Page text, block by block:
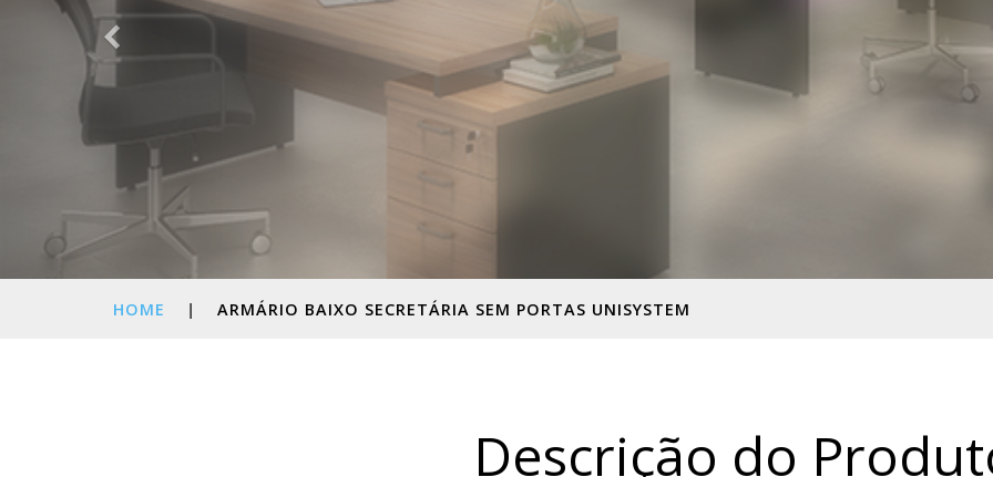
HOME | ARMÁRIO BAIXO SECRETÁRIA SEM PORTAS UNISYSTEM
Descrição do